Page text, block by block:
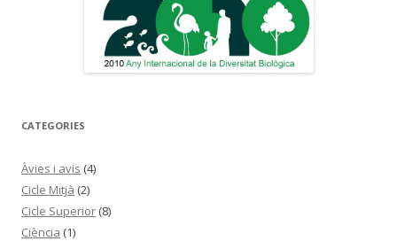
CATEGORIES
Àvies i avis (4)
Cicle Mitjà (2)
Cicle Superior (8)
Ciència (1)